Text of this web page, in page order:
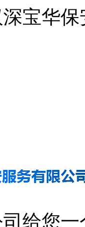
宝华
给您一